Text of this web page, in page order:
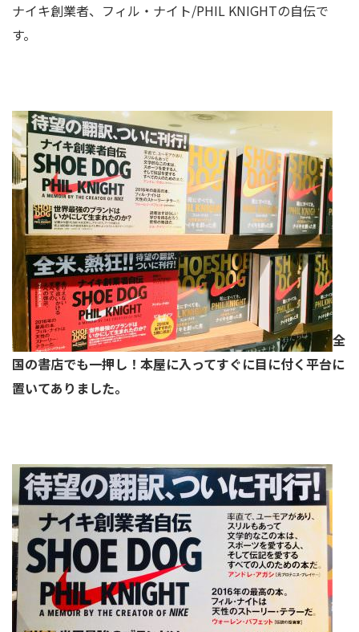
ナイキ創業者、フィル・ナイト/PHIL KNIGHTの自伝で
す。
全
国の書店でも一押し！本屋に入ってすぐに目に付く平台に
置いてありました。